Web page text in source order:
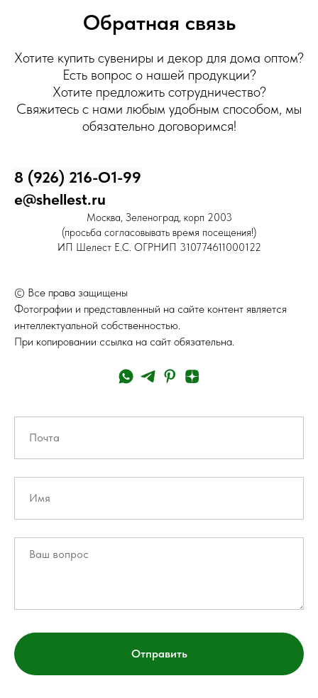
Обратная связь
Хотите купить сувениры и декор для дома оптом?
Есть вопрос о нашей продукции?
Хотите предложить сотрудничество?
Свяжитесь с нами любым удобным способом, мы
обязательно договоримся!
8 (926) 216-О1-99
e@shellest.ru
Москва, Зеленоград, корп 2003
(просьба согласовывать время посещения!)
ИП Шелест Е.С. ОГРНИП 310774611000122
© Все права защищены
Фотографии и представленный на сайте контент является
интеллектуальной собственностью.
При копировании ссылка на сайт обязательна.
Отправить